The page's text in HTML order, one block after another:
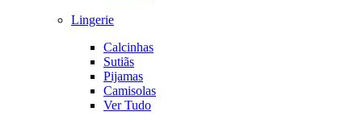
Lingerie
Calcinhas
Sutiãs
Pijamas
Camisolas
Ver Tudo